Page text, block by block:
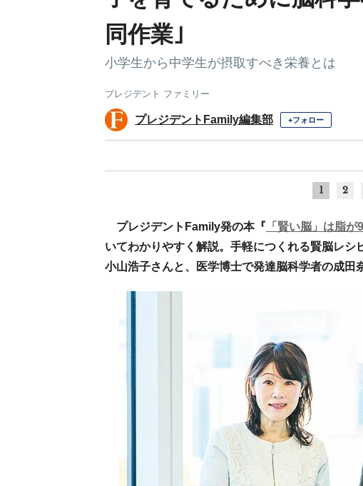
同作業｣
小学生から中学生が摂取すべき栄養とは
プレジデント ファミリー
プレジデントFamily編集部 +フォロー
1 2
プレジデントFamily発の本『 「賢い脳」は脂が
いてわかりやすく解説。手軽につくれる賢脳レ
小山浩子さんと、医学博士で発達脳科学者の成田